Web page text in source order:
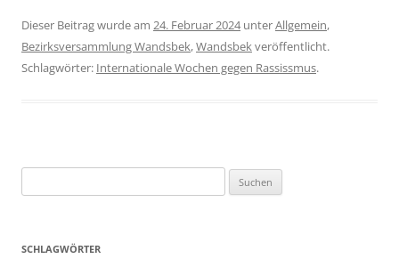
Dieser Beitrag wurde am 24. Februar 2024unterAllgemein,
Bezirksversammlung Wandsbek,Wandsbekveröffentlicht.
Schlagwörter: Internationale Wochen gegen Rassissmus.
nach:
SCHLAGWÖRTER